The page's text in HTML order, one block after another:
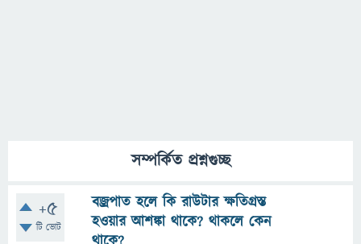
সম্পর্কিত প্রশ্নগুচ্ছ
+5
টি ভোট
বজ্রপাত হলে কি রাউটার ক্ষতিগ্রস্ত
হওয়ার আশঙ্কা থাকে? থাকলে কেন